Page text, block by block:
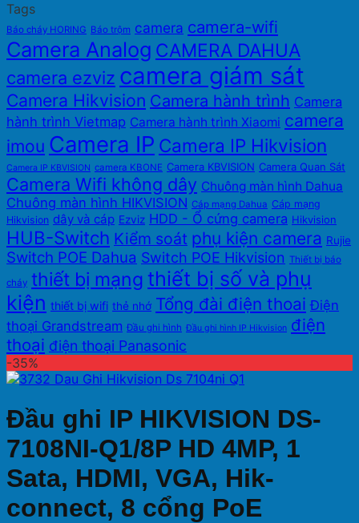
Tags
Báo cháy HORING Báo trộm camera camera-wifi
Camera Analog CAMERA DAHUA
camera ezviz camera giám sát
Camera Hikvision Camera hành trình Camera
hành trình Vietmap Camera hành trình Xiaomi camera
imou Camera IP Camera IP Hikvision
Camera IP KBVISION camera KBONE Camera KBVISION Camera Quan Sát
Camera Wifi không dây Chuông màn hình Dahua
Chuông màn hình HIKVISION Cáp mạng Dahua Cáp mạng
Hikvision dây và cáp Ezviz HDD - Ổ cứng camera Hikvision
HUB-Switch Kiểm soát phụ kiện camera Rujie
Switch POE Dahua Switch POE Hikvision Thiết bị báo
cháy thiết bị mạng thiết bị số và phụ
kiện thiết bị wifi thẻ nhớ Tổng đài điện thoai Điện
thoại Grandstream Đầu ghi hình Đầu ghi hình IP Hikvision điện
thoại điện thoại Panasonic
-35%
Đầu ghi IP HIKVISION DS-
7108NI-Q1/8P HD 4MP, 1
Sata, HDMI, VGA, Hik-
connect, 8 cổng PoE